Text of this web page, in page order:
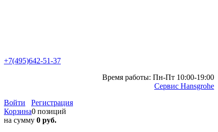
+7(495)642-51-37
Время работы: Пн-Пт 10:00-19:00
Сервис Hansgrohe
Войти
Регистрация
Корзина0 позиций
на сумму 0 руб.